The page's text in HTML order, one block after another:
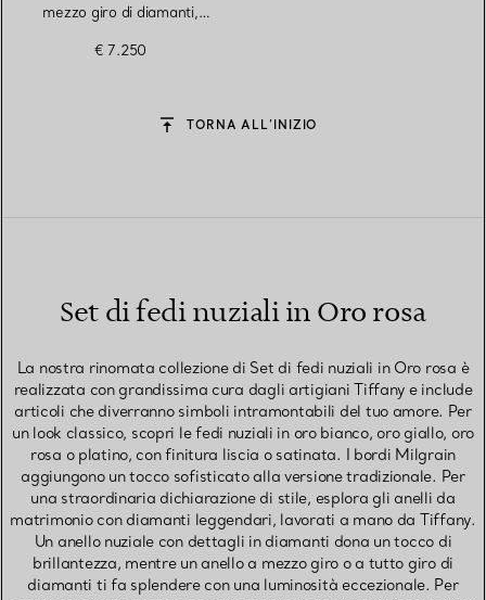
mezzo giro di diamanti,
€ 7.250
TORNA ALL’INIZIO
Set di fedi nuziali in Oro rosa
La nostra rinomata collezione di Set di fedi nuziali in Oro rosa è
realizzata con grandissima cura dagli artigiani Tiffany e include
articoli che diverranno simboli intramontabili del tuo amore. Per
un look classico, scopri le fedi nuziali in oro bianco, oro giallo, oro
rosa o platino, con finitura liscia o satinata. I bordi Milgrain
aggiungono un tocco sofisticato alla versione tradizionale. Per
una straordinaria dichiarazione di stile, esplora gli anelli da
matrimonio con diamanti leggendari, lavorati a mano da Tiffany.
Un anello nuziale con dettagli in diamanti dona un tocco di
brillantezza, mentre un anello a mezzo giro o a tutto giro di
diamanti ti fa splendere con una luminosità eccezionale. Per